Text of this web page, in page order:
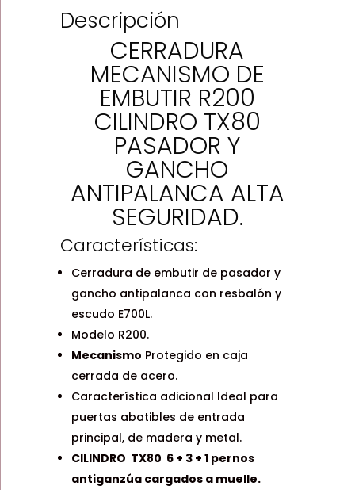
SEGURIDAD
cantidad
Descripción
CERRADURA
MECANISMO DE
EMBUTIR R200
CILINDRO TX80
PASADOR Y
GANCHO
ANTIPALANCA ALTA
SEGURIDAD.
Características:
Cerradura de embutir de pasador y
gancho antipalanca con resbalón y
escudo E700L.
Modelo R200.
Mecanismo Protegido en caja
cerrada de acero.
Característica adicional Ideal para
puertas abatibles de entrada
principal, de madera y metal.
CILINDRO TX80 6 + 3 + 1 pernos
antiganzúa cargados a muelle.